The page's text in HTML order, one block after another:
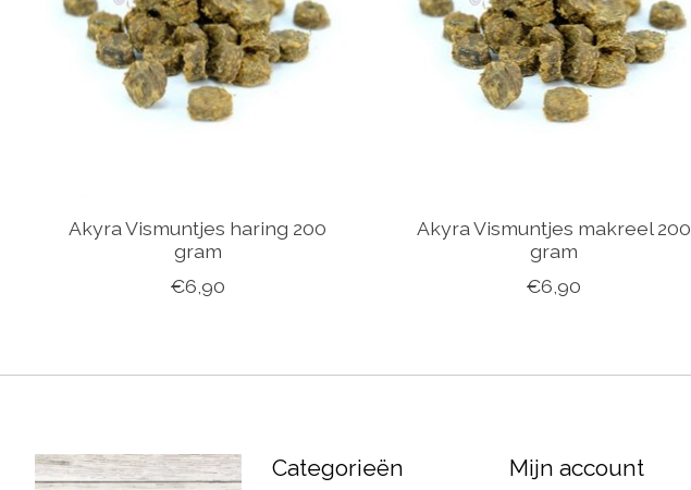
Akyra Vismuntjes haring 200
gram
€6,90
Akyra Vismuntjes makreel 200
gram
€6,90
Categorieën Mijn account